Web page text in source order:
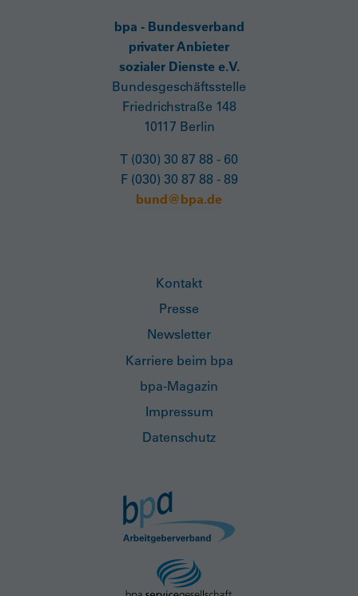
bpa - Bundesverband
privater Anbieter
sozialer Dienste e.V.
Bundesgeschäftsstelle
Friedrichstraße 148
10117 Berlin
T (030) 30 87 88 - 60
F (030) 30 87 88 - 89
bund@bpa.de
Kontakt
Presse
Newsletter
Karriere beim bpa
bpa-Magazin
Impressum
Datenschutz